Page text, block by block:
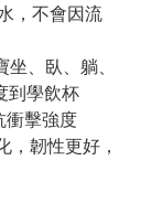
，不會因流
、臥、躺、
到學飲杯
衝擊強度
，韌性更好，